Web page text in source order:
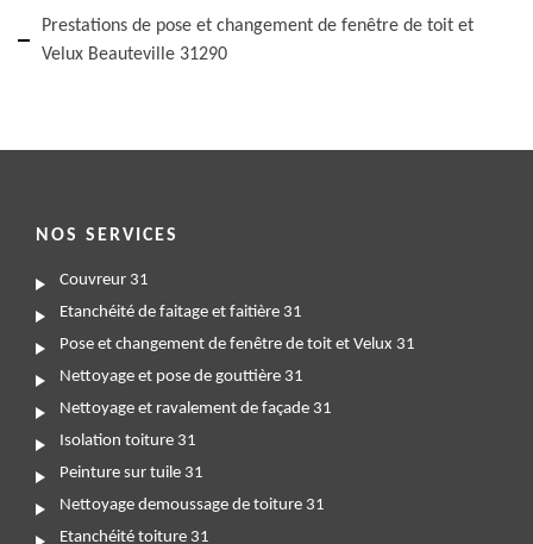
Prestations de pose et changement de fenêtre de toit et
Velux Beauteville 31290
NOS SERVICES
Couvreur 31
Etanchéité de faitage et faitière 31
Pose et changement de fenêtre de toit et Velux 31
Nettoyage et pose de gouttière 31
Nettoyage et ravalement de façade 31
Isolation toiture 31
Peinture sur tuile 31
Nettoyage demoussage de toiture 31
Etanchéité toiture 31